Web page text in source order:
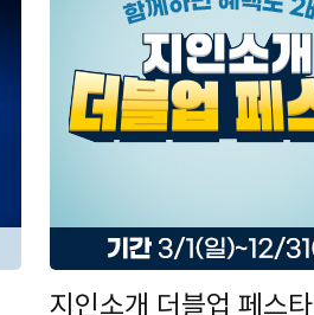
지인소개 더블업 페스타